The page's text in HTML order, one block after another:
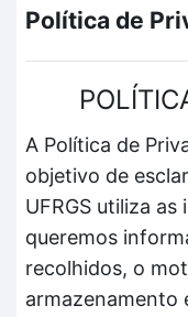
Política de
A Política de
objetivo de
UFRGS utiliza
queremos
recolhidos, o
armazenamento